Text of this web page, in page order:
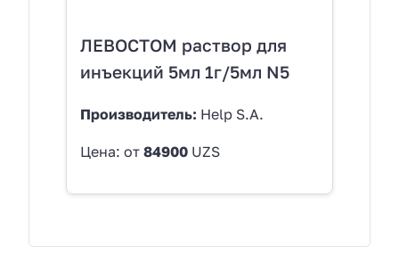
ЛЕВОСТОМ раствор для
инъекций 5мл 1г/5мл N5
Производитель: Help S.A.
Цена: от 84900 UZS